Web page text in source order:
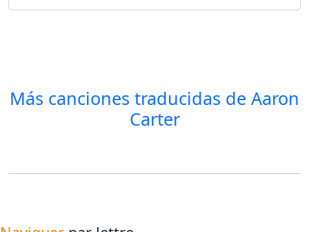
Más canciones traducidas de Aaron
Carter